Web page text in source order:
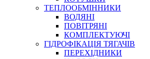
ТЕПЛООБМІННИКИ
ВОДЯНІ
ПОВІТРЯНІ
КОМПЛЕКТУЮЧІ
ГІДРОФІКАЦІЯ ТЯГАЧІВ
ПЕРЕХІДНИКИ